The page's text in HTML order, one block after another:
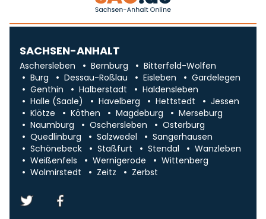
SACHSEN-ANHALT
Aschersleben Bernburg
Bitterfeld-Wolfen
Burg
Dessau-Roßlau Eisleben
Gardelegen
Genthin
Halberstadt
Haldensleben
Halle (Saale)
Havelberg Hettstedt
Jessen
Klötze
Köthen Magdeburg
Merseburg
Naumburg
Oschersleben
Osterburg
Quedlinburg
Salzwedel
Sangerhausen
Schönebeck
Staßfurt Stendal
Wanzleben
Weißenfels
Wernigerode
Wittenberg
Wolmirstedt
Zeitz Zerbst